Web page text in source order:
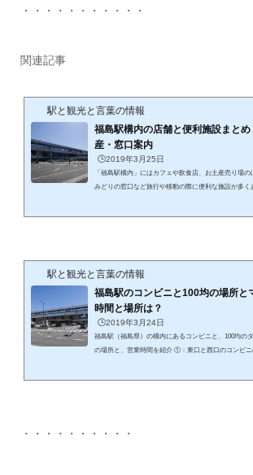
・・・・・・・・・・・
関連記事
駅と観光と言葉の情報
福島駅構内の店舗と便利施設まと
産・窓口案内
🕒️2019年3月25日
「福島駅構内」にはカフェや飲食店、お土産売り場
みどりの窓口など旅行や移動の際に便利な施設が多く
て...
駅と観光と言葉の情報
福島駅のコンビニと100均の場所と
時間と場所は？
🕒️2019年3月24日
福島駅（福島県）の構内にあるコンビニと、100均の
の場所と、営業時間を紹介 ①：東口と西口のコンビ
には...
・・・・・・・・・・